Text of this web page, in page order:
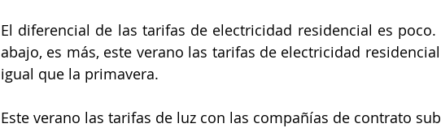
El diferencial de las tarifas de electricidad residencial es
abajo, es más, este verano las tarifas de electricidad
igual que la primavera.
Este verano las tarifas de luz con las compañías de contrato